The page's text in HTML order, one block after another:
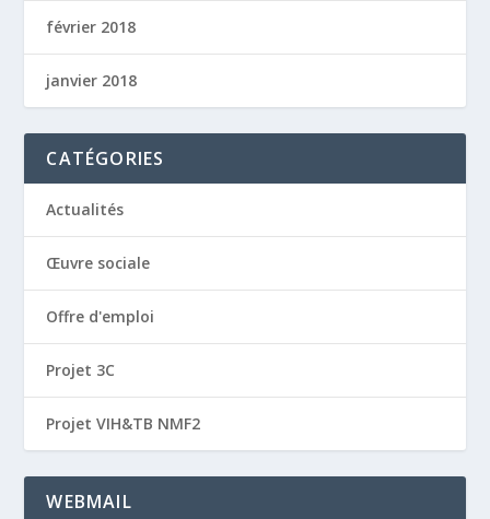
février 2018
janvier 2018
CATÉGORIES
Actualités
Œuvre sociale
Offre d'emploi
Projet 3C
Projet VIH&TB NMF2
WEBMAIL